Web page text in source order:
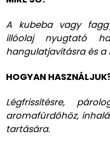
A kubeba vagy
illóolaj nyugtató
hangulatjavításra és a
HOGYAN
Légfrissítésre,
aromafürdőhöz,
tartására.